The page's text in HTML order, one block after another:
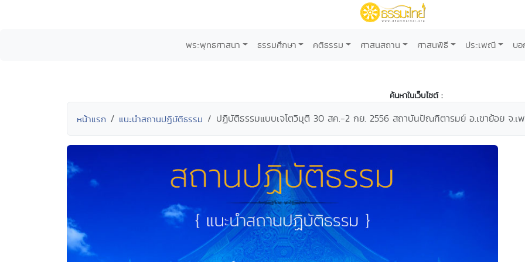
พระพุทธศาสนา ธรรมศึกษา คติธรรม ศาสนสถาน ศาสนพิธี ประเพณี บ
ค้นหาในเว็บไซต์ :
หน้าแรก แนะนำสถานปฏิบัติธรรม ปฏิบัติธรรมแบบเจโตวิมุติ 30 สค.-2 กย. 2556 สถาบันปัณฑิตารมย์ อ.เขาย้อย จ.เ